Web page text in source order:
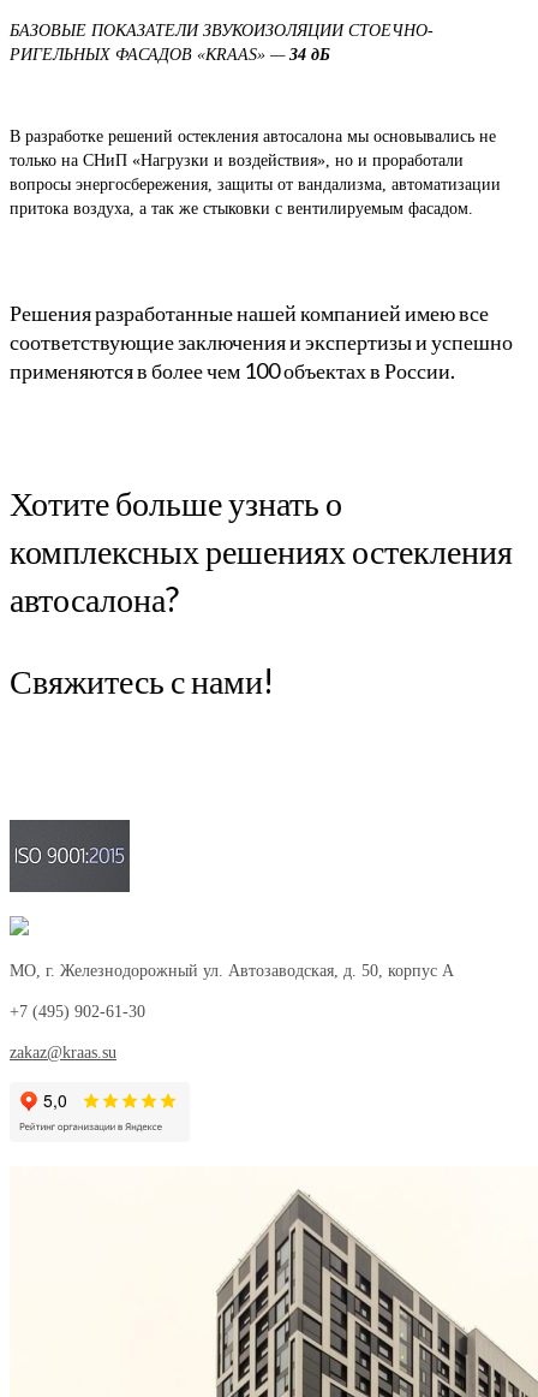
БАЗОВЫЕ ПОКАЗАТЕЛИ ЗВУКОИЗОЛЯЦИИ СТОЕЧНО-
РИГЕЛЬНЫХ ФАСАДОВ «KRAAS» — 34 дБ
В разработке решений остекления автосалона мы основывались не
только на СНиП «Нагрузки и воздействия», но и проработали
вопросы энергосбережения, защиты от вандализма, автоматизации
притока воздуха, а так же стыковки с вентилируемым фасадом.
Решения разработанные нашей компанией имею все
соответствующие заключения и экспертизы и успешно
применяются в более чем 100 объектах в России.
Хотите больше узнать о
комплексных решениях остекления
автосалона?
Свяжитесь с нами!
МО, г. Железнодорожный ул. Автозаводская, д. 50, корпус А
+7 (495) 902-61-30
zakaz@kraas.su